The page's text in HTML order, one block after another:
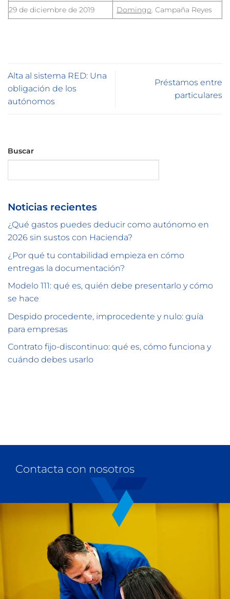
29 de diciembre de 2019 Domingo. Campaña Reyes
Alta al sistema RED: Una
obligación de los
autónomos
Préstamos entre
particulares
Buscar
Noticias recientes
¿Qué gastos puedes deducir como autónomo en
2026 sin sustos con Hacienda?
¿Por qué tu contabilidad empieza en cómo
entregas la documentación?
Modelo 111: qué es, quién debe presentarlo y cómo
se hace
Despido procedente, improcedente y nulo: guía
para empresas
Contrato fijo-discontinuo: qué es, cómo funciona y
cuándo debes usarlo
Contacta con nosotros